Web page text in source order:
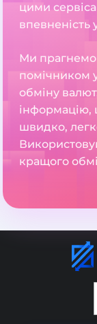
цими
впевненість
Ми
помічником
обміну
інформацію,
швидко,
кращого